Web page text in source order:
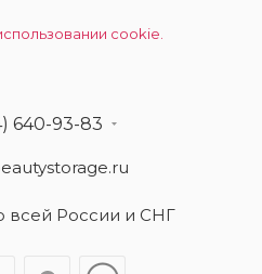
cookie.
640-93-83
всей России и СНГ